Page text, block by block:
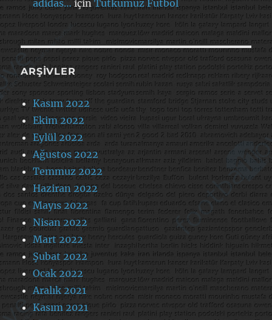
adidas…içinTutkumuz Futbol
ARŞIVLER
Kasım 2022
Ekim 2022
Eylül 2022
Ağustos 2022
Temmuz 2022
Haziran 2022
Mayıs 2022
Nisan 2022
Mart 2022
Şubat 2022
Ocak 2022
Aralık 2021
Kasım 2021